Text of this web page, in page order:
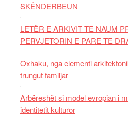
SKËNDERBEUN
LETËR E ARKIVIT TE NAUM
PERVJETORIN E PARE TE
Oxhaku, nga elementi
trungut familjar
Arbëreshët si model evropian i
identitetit kulturor